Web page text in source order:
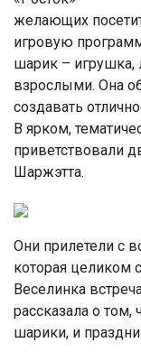
желающих
игровую
шарик – игрушка,
взрослыми. Она
создавать
В ярком,
приветствовали
Шаржэтта.
Они прилетели с
которая целиком
Веселинка
рассказала о
шарики, и